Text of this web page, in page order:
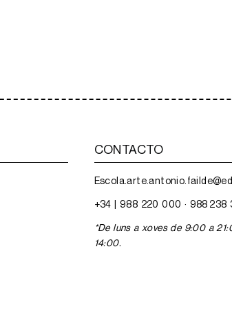
CONTACTO
+34 | 988 220 000 · 988 238
*De luns a xoves de 9:00 a
14:00.